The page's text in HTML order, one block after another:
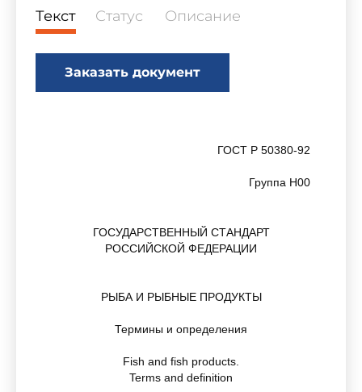
Текст Статус Описание
Заказать документ
ГОСТ Р 50380-92
Группа Н00
ГОСУДАРСТВЕННЫЙ СТАНДАРТ
РОССИЙСКОЙ ФЕДЕРАЦИИ
РЫБА И РЫБНЫЕ ПРОДУКТЫ
Термины и определения
Fish and fish products.
Terms and definition